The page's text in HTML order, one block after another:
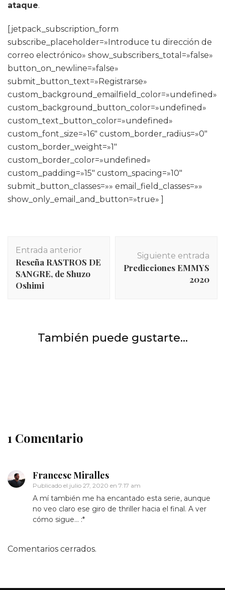
ataque.
[jetpack_subscription_form
subscribe_placeholder=»Introduce tu dirección de
correo electrónico» show_subscribers_total=»false»
button_on_newline=»false»
submit_button_text=»Registrarse»
custom_background_emailfield_color=»undefined»
custom_background_button_color=»undefined»
custom_text_button_color=»undefined»
custom_font_size=»16″ custom_border_radius=»0″
custom_border_weight=»1″
custom_border_color=»undefined»
custom_padding=»15″ custom_spacing=»10″
submit_button_classes=»» email_field_classes=»»
show_only_email_and_button=»true» ]
de
entradas
Entrada anterior
Reseña RASTROS DE
SANGRE, de Shuzo
Oshimi
Siguiente entrada
Predicciones EMMYS
2020
También puede gustarte...
Películas y series Series
Crítica de THE WITCHER, la saga de Geralt de Rivia
Películas y series
1 Comentario
Francesc Miralles
Publicado el julio 27, 2020 en 7:17 am
A mí también me ha encantado esta serie, aunque
no veo claro ese giro de thriller hacia el final. A ver
cómo sigue… :*
Comentarios cerrados.